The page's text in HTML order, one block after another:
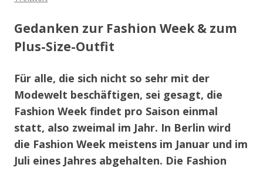
Gedanken zur Fashion Week & zum
Plus-Size-Outfit
Für alle, die sich nicht so sehr mit der
Modewelt beschäftigen, sei gesagt, die
Fashion Week findet pro Saison einmal
statt, also zweimal im Jahr. In Berlin wird
die Fashion Week meistens im Januar und im
Juli eines Jahres abgehalten. Die Fashion